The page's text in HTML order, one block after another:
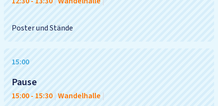
Poster und Stände
15:00
Pause
15:00- 15:30 | Wandelhalle |